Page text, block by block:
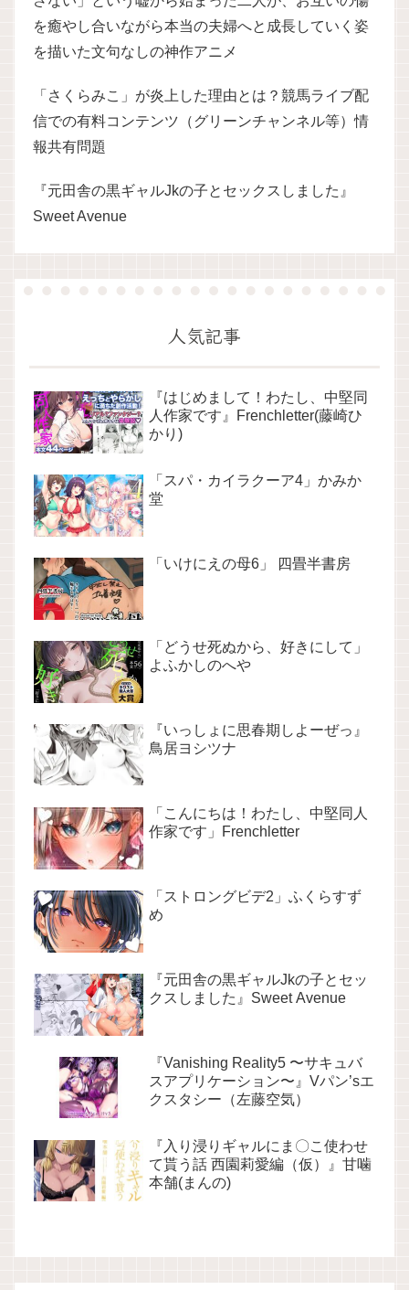
を癒やし合いながら本当の夫婦へと成長していく姿
を描いた文句なしの神作アニメ
「さくらみこ」が炎上した理由とは？競馬ライブ配
信での有料コンテンツ（グリーンチャンネル等）情
報共有問題
『元田舎の黒ギャルJkの子とセックスしました』
Sweet Avenue
人気記事
『はじめまして！わたし、中堅同
人作家です』Frenchletter(藤崎ひ
かり)
「スパ・カイラクーア4」かみか
堂
「いけにえの母6」 四畳半書房
「どうせ死ぬから、好きにして」
よふかしのへや
『いっしょに思春期しよーぜっ』
鳥居ヨシツナ
「こんにちは！わたし、中堅同人
作家です」Frenchletter
「ストロングビデ2」ふくらすず
め
『元田舎の黒ギャルJkの子とセッ
クスしました』Sweet Avenue
『Vanishing Reality5 〜サキュバ
スアプリケーション〜』Vパン’sエ
クスタシー（左藤空気）
『入り浸りギャルにま〇こ使わせ
て貰う話 西園莉愛編（仮）』甘噛
本舗(まんの)